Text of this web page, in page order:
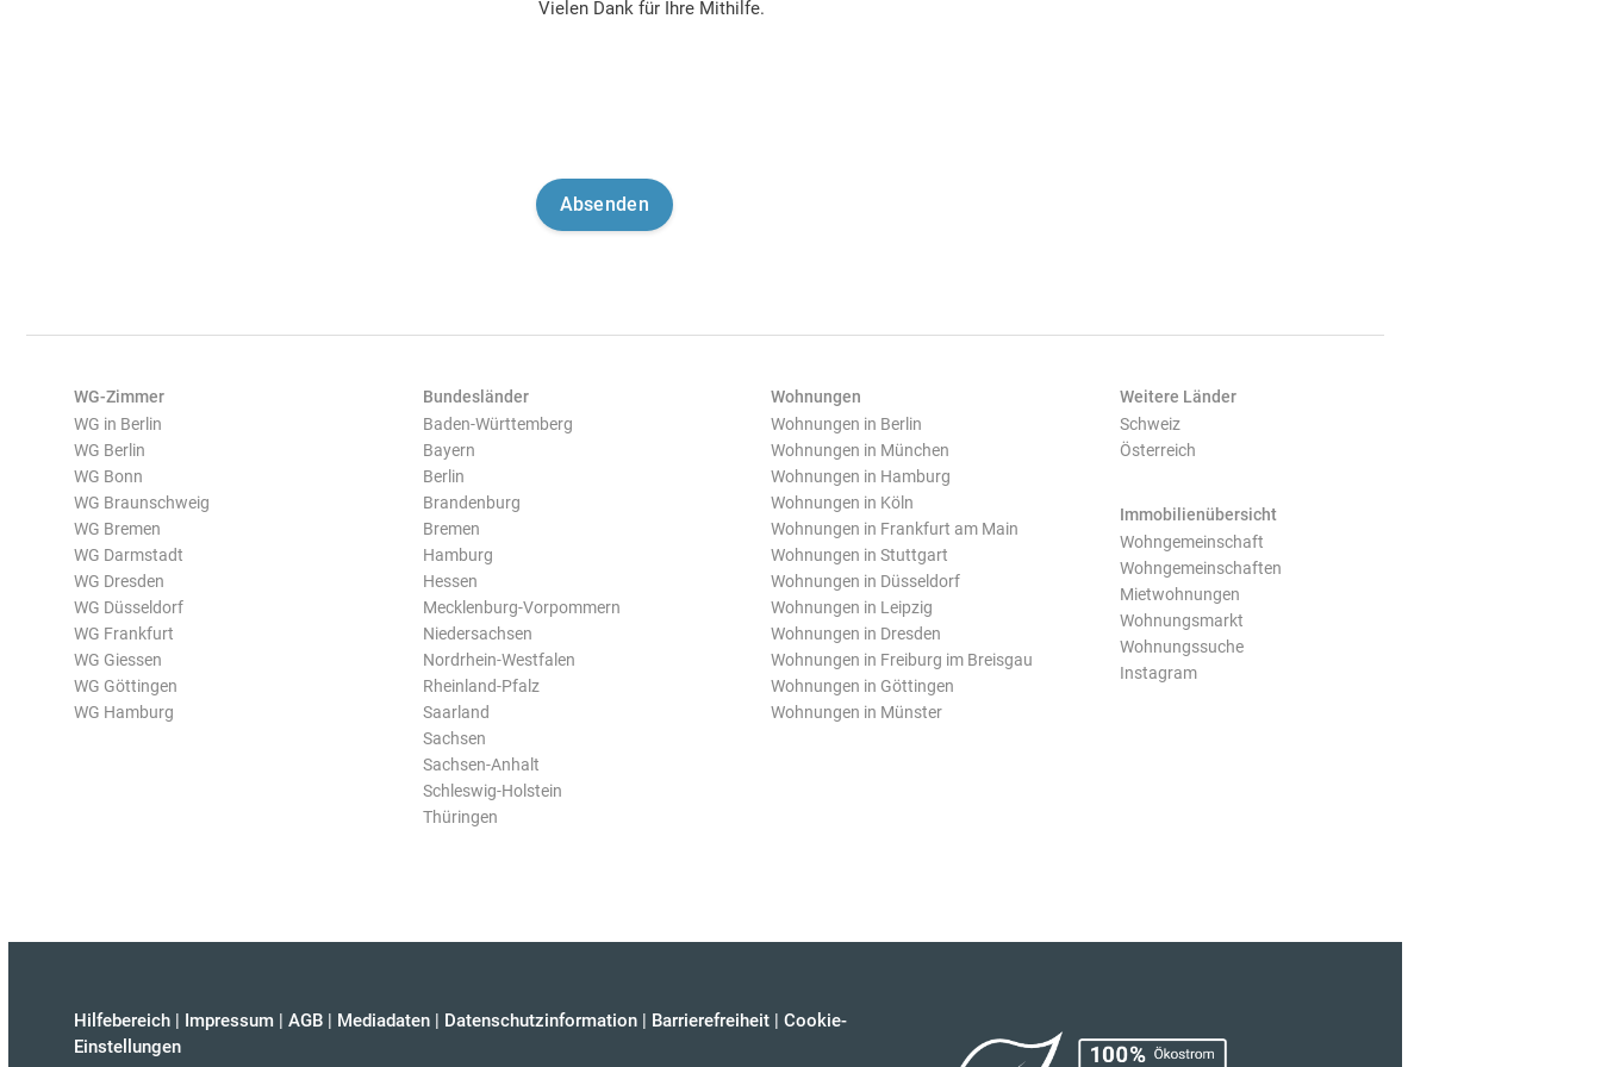
Vielen Dank für Ihre Mithilfe.
WG-Zimmer
WG in Berlin
WG Berlin
WG Bonn
WG Braunschweig
WG Bremen
WG Darmstadt
WG Dresden
WG Düsseldorf
WG Frankfurt
WG Giessen
WG Göttingen
WG Hamburg
Bundesländer
Baden-Württemberg
Bayern
Berlin
Brandenburg
Bremen
Hamburg
Hessen
Mecklenburg-Vorpommern
Niedersachsen
Nordrhein-Westfalen
Rheinland-Pfalz
Saarland
Sachsen
Sachsen-Anhalt
Schleswig-Holstein
Thüringen
Wohnungen
Wohnungen in Berlin
Wohnungen in München
Wohnungen in Hamburg
Wohnungen in Köln
Wohnungen in Frankfurt am Main
Wohnungen in Stuttgart
Wohnungen in Düsseldorf
Wohnungen in Leipzig
Wohnungen in Dresden
Wohnungen in Freiburg im Breisgau
Wohnungen in Göttingen
Wohnungen in Münster
Weitere Länder
Schweiz
Österreich
Immobilienübersicht
Wohngemeinschaft
Wohngemeinschaften
Mietwohnungen
Wohnungsmarkt
Wohnungssuche
Instagram
Hilfebereich | Impressum | AGB | Mediadaten | Datenschutzinformation | Barrierefreiheit | Cookie-
Einstellungen